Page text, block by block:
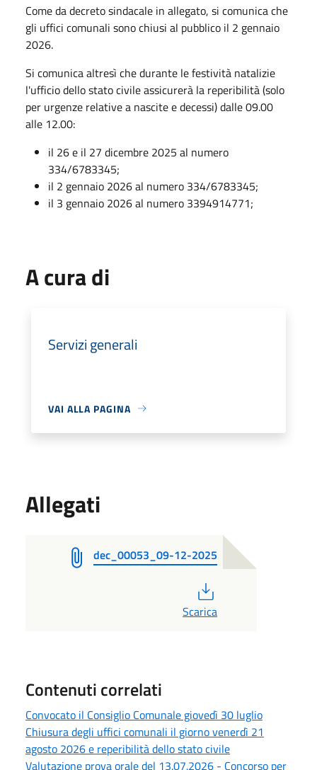
Come da decreto sindacale in allegato, si comunica che
gli uffici comunali sono chiusi al pubblico il 2 gennaio
2026.
Si comunica altresì che durante le festività natalizie
l'ufficio dello stato civile assicurerà la reperibilità (solo
per urgenze relative a nascite e decessi) dalle 09.00
alle 12.00:
il 26 e il 27 dicembre 2025 al numero
334/6783345;
il 2 gennaio 2026 al numero 334/6783345;
il 3 gennaio 2026 al numero 3394914771;
A cura di
Servizi generali
VAI ALLA PAGINA
Allegati
dec_00053_09-12-2025
Scarica
Contenuti correlati
Convocato il Consiglio Comunale giovedì 30 luglio
Chiusura degli uffici comunali il giorno venerdì 21
agosto 2026 e reperibilità dello stato civile
Valutazione prova orale del 13.07.2026 - Concorso per